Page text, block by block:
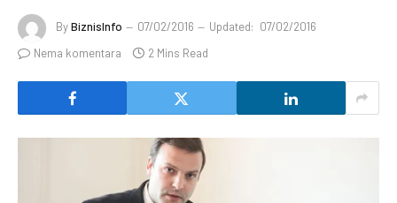
ByBiznisInfo 07/02/2016 Updated: 07/02/2016
Nema komentara
2 Mins Read